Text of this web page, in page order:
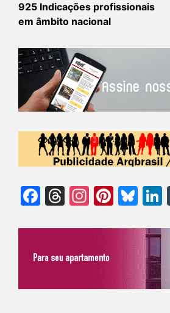
925 Indicações profissionais
em âmbito nacional
Facebook
Threads